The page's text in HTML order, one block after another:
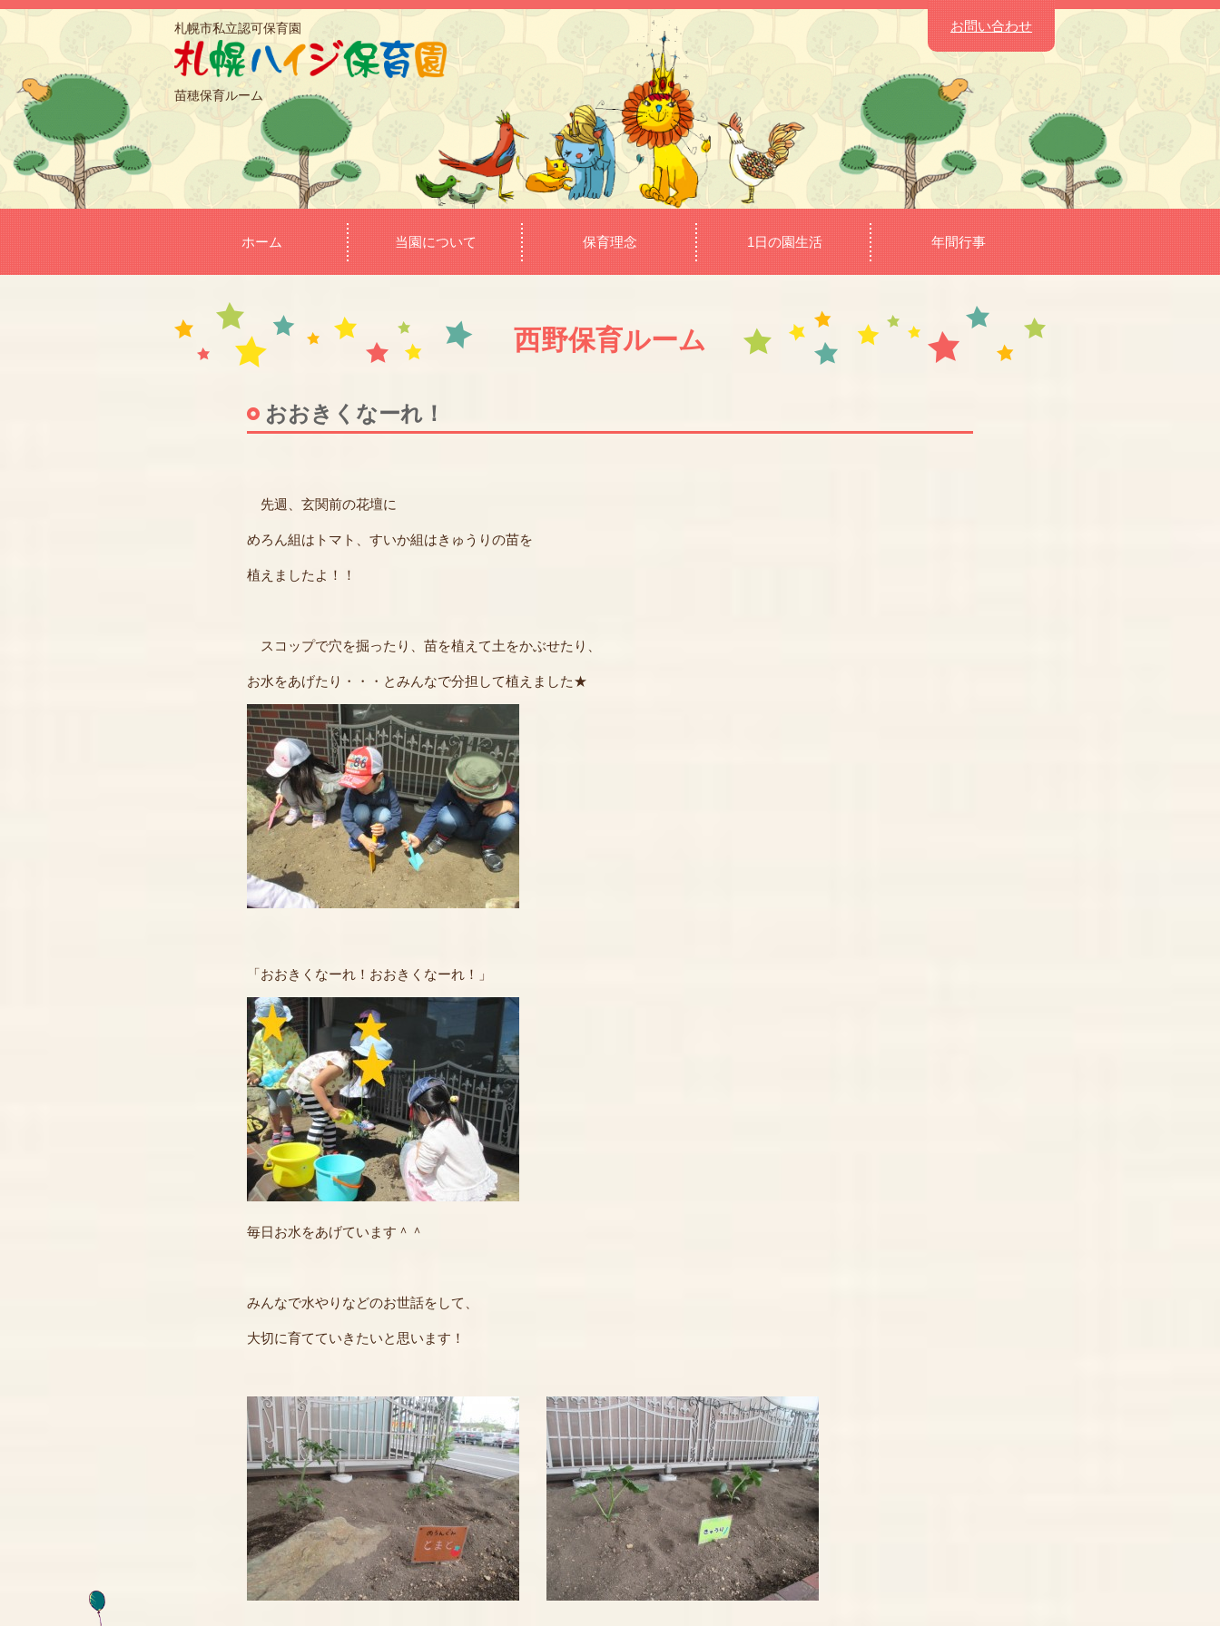
札幌市私立認可保育園
苗穂保育ルーム
お問い合わせ
ホーム 当園について 保育理念 1日の園生活 年間行事
西野保育ルーム
おおきくなーれ！
先週、玄関前の花壇に
めろん組はトマト、すいか組はきゅうりの苗を
植えましたよ！！
スコップで穴を掘ったり、苗を植えて土をかぶせたり、
お水をあげたり・・・とみんなで分担して植えました★
「おおきくなーれ！おおきくなーれ！」
毎日お水をあげています＾＾
みんなで水やりなどのお世話をして、
大切に育てていきたいと思います！